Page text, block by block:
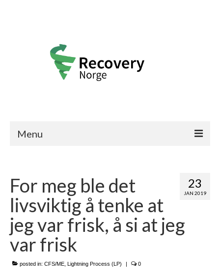
Menu
Frisk-historier
Bli medlem
Kontakt oss
Om oss
RN-seminaret
23
JAN 2019
For meg ble det
livsviktig å tenke at
jeg var frisk, å si at jeg
var frisk
posted in: CFS/ME Lightning Process (LP) 0